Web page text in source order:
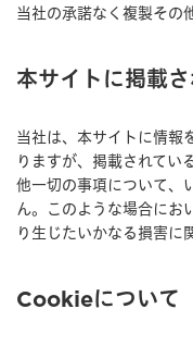
当社の承諾なく複製その
本サイトに掲載
当社は、本サイトに情報
りますが、掲載されてい
他一切の事項について、
ん。このような場合にお
り生じたいかなる損害に
Cookieについて